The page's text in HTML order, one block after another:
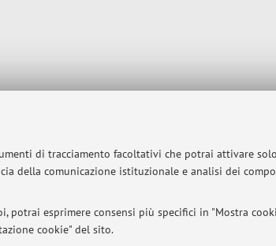
di tracciamento facoltativi che potrai attivare
della comunicazione istituzionale e analisi dei
potrai esprimere consensi più specifici in "Mostra
cookie" del sito.